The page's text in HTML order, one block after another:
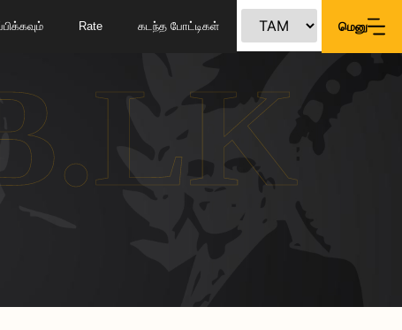
மெனு
Rate கடந்த போட்டிகள்